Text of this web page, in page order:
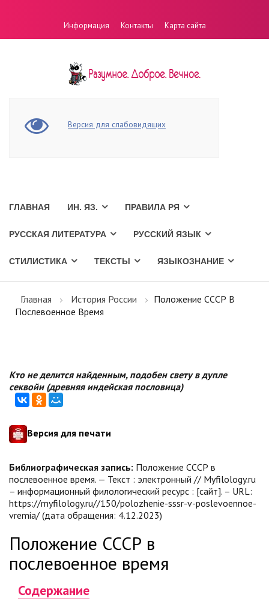
Информация Контакты Карта сайта
Версия для слабовидящих
ГЛАВНАЯ ИН. ЯЗ. ПРАВИЛА РЯ
РУССКАЯ ЛИТЕРАТУРА РУССКИЙ ЯЗЫК
СТИЛИСТИКА ТЕКСТЫ ЯЗЫКОЗНАНИЕ
Главная История России
Положение СССР В
Послевоенное Время
Кто не делится найденным, подобен свету в дупле
секвойи (древняя индейская пословица)
Версия для печати
Библиографическая запись: Положение СССР в
послевоенное время. — Текст : электронный // Myfilology.ru
– информационный филологический ресурс : [сайт]. – URL:
https://myfilology.ru//150/polozhenie-sssr-v-poslevoennoe-
vremia/ (дата обращения: 4.12.2023)
Положение СССР в
послевоенное время
Содержание